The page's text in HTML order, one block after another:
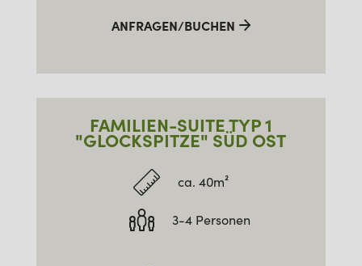
ANFRAGEN/BUCHEN
FAMILIEN-SUITE TYP 1
"GLOCKSPITZE" SÜD OST
ca. 40m²
3-4 Personen